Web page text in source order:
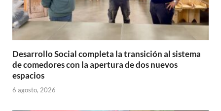
Desarrollo Social completa la transición al sistema
de comedores con la apertura de dos nuevos
espacios
6 agosto, 2026